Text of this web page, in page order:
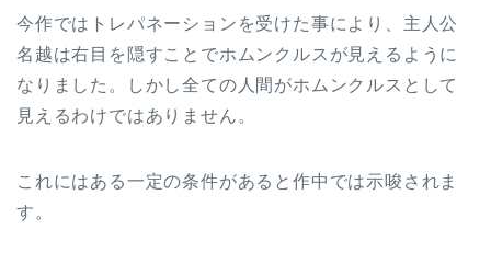
今作ではトレパネーションを受けた事により、主人公
名越は右目を隠すことでホムンクルスが見えるように
なりました。しかし全ての人間がホムンクルスとして
見えるわけではありません。
これにはある一定の条件があると作中では示唆されま
す。